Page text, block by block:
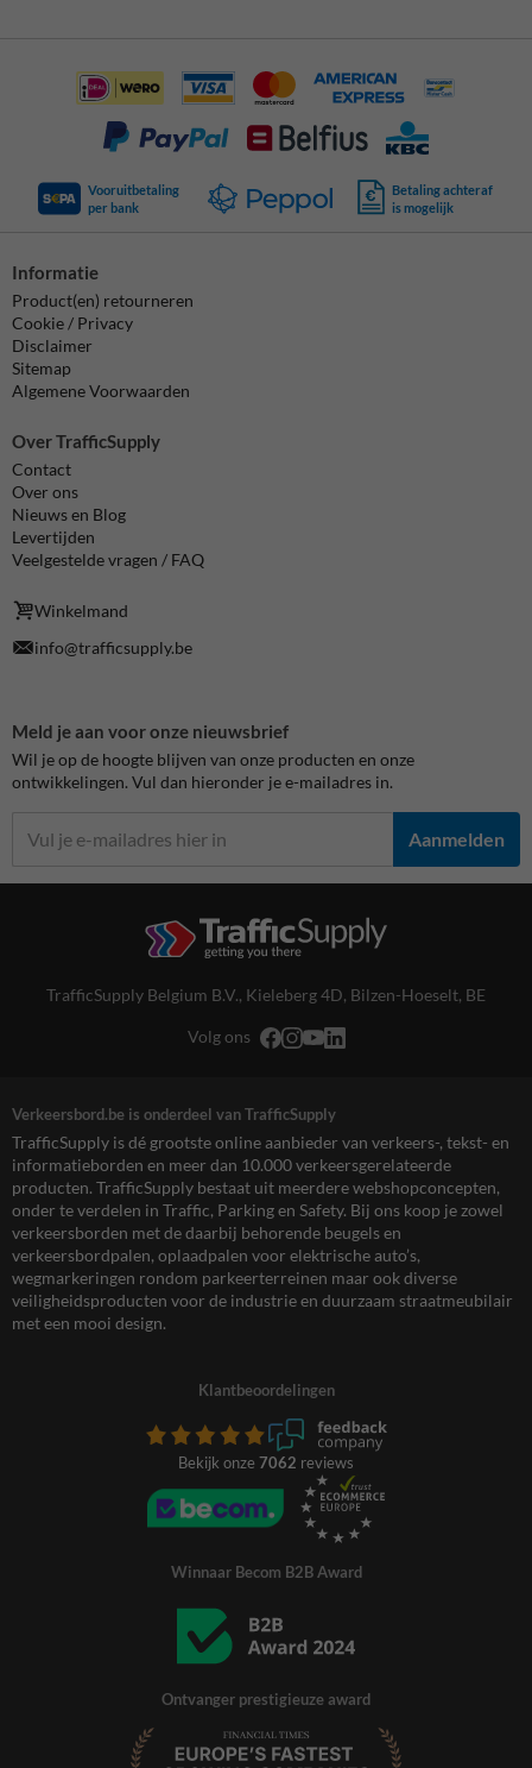
Vooruitbetaling
per bank
Betaling achteraf
is mogelijk
Informatie
Product(en) retourneren
Cookie / Privacy
Disclaimer
Sitemap
Algemene Voorwaarden
Over TrafficSupply
Contact
Over ons
Nieuws en Blog
Levertijden
Veelgestelde vragen / FAQ
Winkelmand
info@trafficsupply.be
Meld je aan voor onze nieuwsbrief
Wil je op de hoogte blijven van onze producten en onze
ontwikkelingen. Vul dan hieronder je e-mailadres in.
Aanmelden
TrafficSupply Belgium B.V., Kieleberg 4D, Bilzen-Hoeselt, BE
Volg ons
Verkeersbord.be is onderdeel van TrafficSupply
TrafficSupply is dé grootste online aanbieder van verkeers-, tekst- en
informatieborden en meer dan 10.000 verkeersgerelateerde
producten. TrafficSupply bestaat uit meerdere webshopconcepten,
onder te verdelen in Traffic, Parking en Safety. Bij ons koop je zowel
verkeersborden met de daarbij behorende beugels en
verkeersbordpalen, oplaadpalen voor elektrische auto’s,
wegmarkeringen rondom parkeerterreinen maar ook diverse
veiligheidsproducten voor de industrie en duurzaam straatmeubilair
met een mooi design.
Klantbeoordelingen
Bekijk onze 7062 reviews
Winnaar Becom B2B Award
Ontvanger prestigieuze award